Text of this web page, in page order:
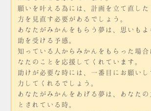
願いを叶える為には、計画を立て直した
方を見直す必要があるでしょう。
あなたがみかんをもらう夢は、思いも
助を受ける予感。
知っている人からみかんをもらった場合
なたのことを応援してくれています。
助けが必要な時には、一番目にお願い
力してくれるでしょう。
あなたがみかんをあげる夢は、あなた
とされている時。